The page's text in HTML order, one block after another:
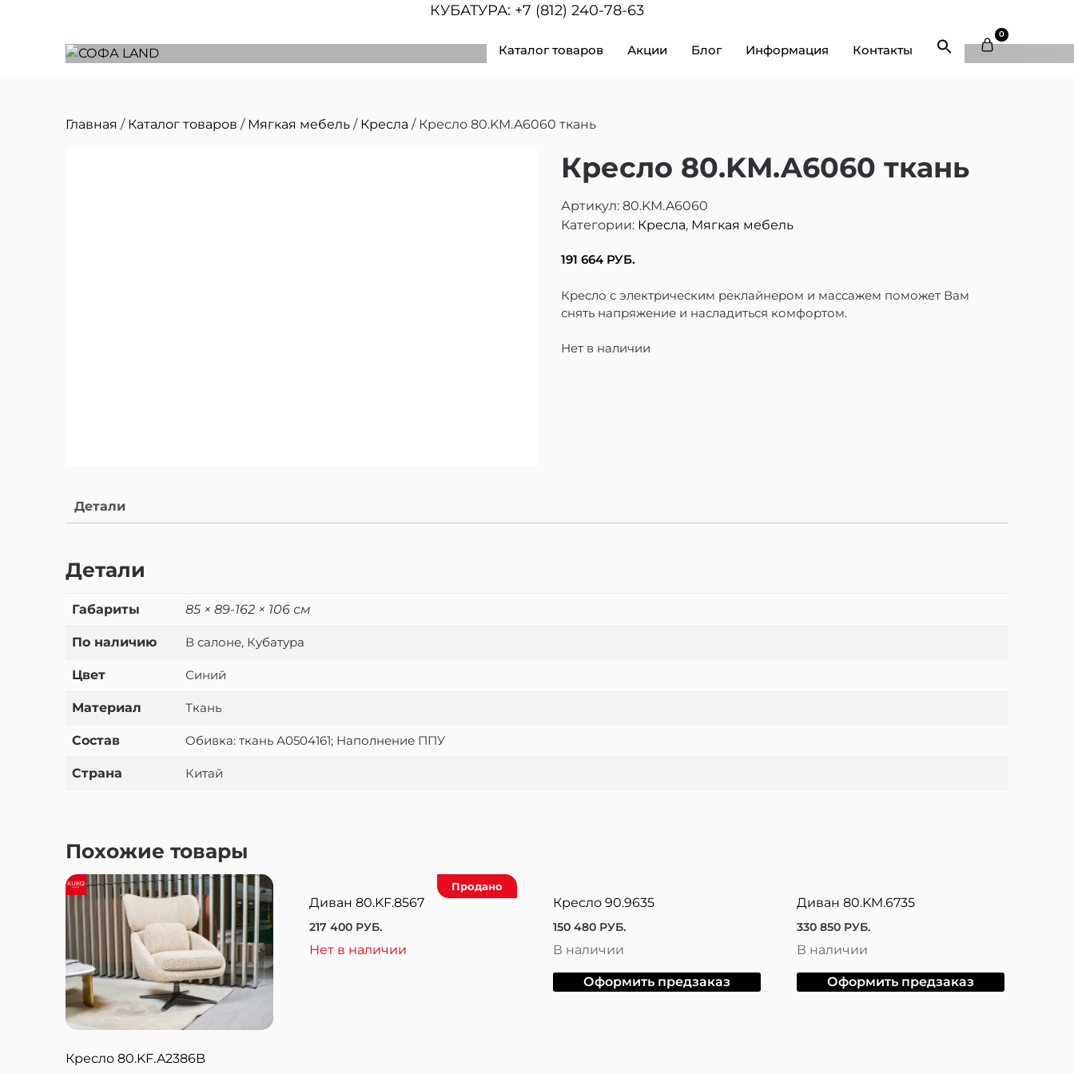
КУБАТУРА: +7 (812) 240-78-63
Каталог товаров Акции Блог Информация Контакты
0
Главная / Каталог товаров / Мягкая мебель / Кресла / Кресло 80.KM.A6060 ткань
Кресло 80.KM.A6060 ткань
Артикул: 80.KM.A6060
Категории: Кресла, Мягкая мебель
191 664 РУБ.
Кресло с электрическим реклайнером и массажем поможет Вам
снять напряжение и насладиться комфортом.
Нет в наличии
Детали
Детали
Габариты 85 × 89-162 × 106 см
По наличию В салоне, Кубатура
Цвет Синий
Материал Ткань
Состав Обивка: ткань A0504161; Наполнение ППУ
Страна Китай
Похожие товары
Кресло 80.KF.A2386B
Диван 80.KF.8567
217 400 РУБ.
Нет в наличии
Продано
Кресло 90.9635
150 480 РУБ.
В наличии
Оформить предзаказ
Диван 80.KM.6735
330 850 РУБ.
В наличии
Оформить предзаказ